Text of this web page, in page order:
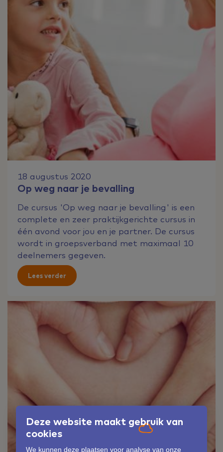
Deze website maakt gebruik van
cookies
We kunnen deze plaatsen voor analyse van onze
18 augustus 2020
Op weg naar je bevalling
De cursus 'Op weg naar je bevalling' is een
complete en zeer praktijkgerichte cursus in
één avond voor jou en je partner. De cursus
wordt in groepsverband met maximaal 10
deelnemers gegeven.
Lees verder